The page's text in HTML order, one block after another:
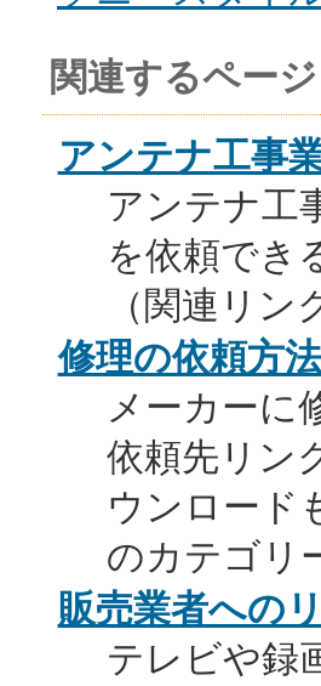
関連するページ
アンテナ工事
アンテナ工
を依頼でき
（関連リ
修理の依頼方法
メーカーに
依頼先リン
ウンロード
のカテゴリ
販売業者への
テレビや録